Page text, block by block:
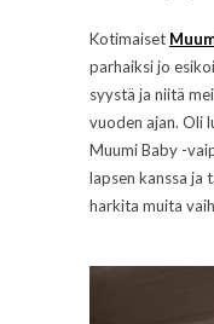
Kotimaiset
parhaiksi jo
syystä ja niitä
vuoden ajan. Oli
Muumi Baby -
lapsen kanssa ja
harkita muita